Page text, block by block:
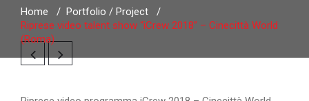
Home / Portfolio / Project /
Riprese video talent show “iCrew 2018” – Cinecittà World
(Roma)